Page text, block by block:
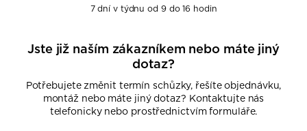
7 dní v týdnu od 9 do 16 hodin
Jste již naším zákazníkem nebo máte jiný
dotaz?
Potřebujete změnit termín schůzky, řešíte objednávku,
montáž nebo máte jiný dotaz? Kontaktujte nás
telefonicky nebo prostřednictvím formuláře.